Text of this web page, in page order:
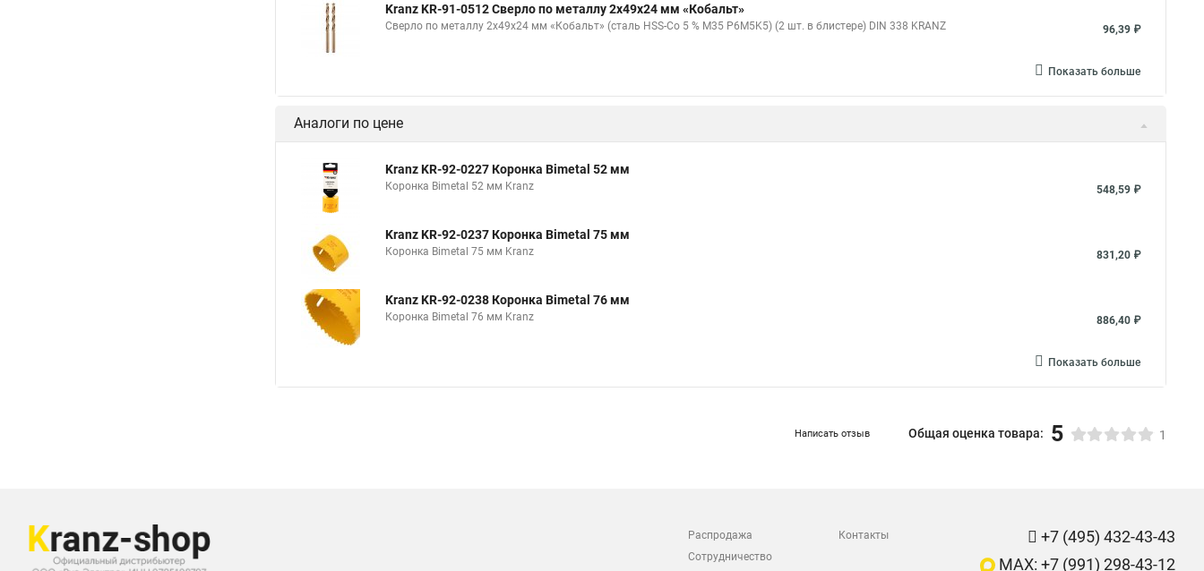
Kranz KR-91-0512 Сверло по металлу 2х49х24 мм «Кобальт»
Сверло по металлу 2х49х24 мм «Кобальт» (сталь HSS-Co 5 % M35 P6M5K5) (2 шт. в блистере) DIN 338 KRANZ 96,39 ₽
Показать больше
Аналоги по цене
Kranz KR-92-0227 Коронка Bimetal 52 мм
Коронка Bimetal 52 мм Kranz 548,59 ₽
Kranz KR-92-0237 Коронка Bimetal 75 мм
Коронка Bimetal 75 мм Kranz 831,20 ₽
Kranz KR-92-0238 Коронка Bimetal 76 мм
Коронка Bimetal 76 мм Kranz 886,40 ₽
Показать больше
Написать отзыв Общая оценка товара: 5 1
Распродажа
Сотрудничество
Контакты
+7 (495) 432-43-43
MAX: +7 (991) 298-43-12